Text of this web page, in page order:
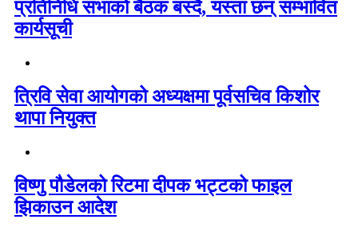
प्रतिनिधि सभाको बैठक बस्दै, यस्ता छन् सम्भावित
कार्यसूची
त्रिवि सेवा आयोगको अध्यक्षमा पूर्वसचिव किशोर
थापा नियुक्त
विष्णु पौडेलको रिटमा दीपक भट्टको फाइल
झिकाउन आदेश